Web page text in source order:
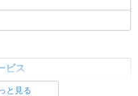
ビス
と見る